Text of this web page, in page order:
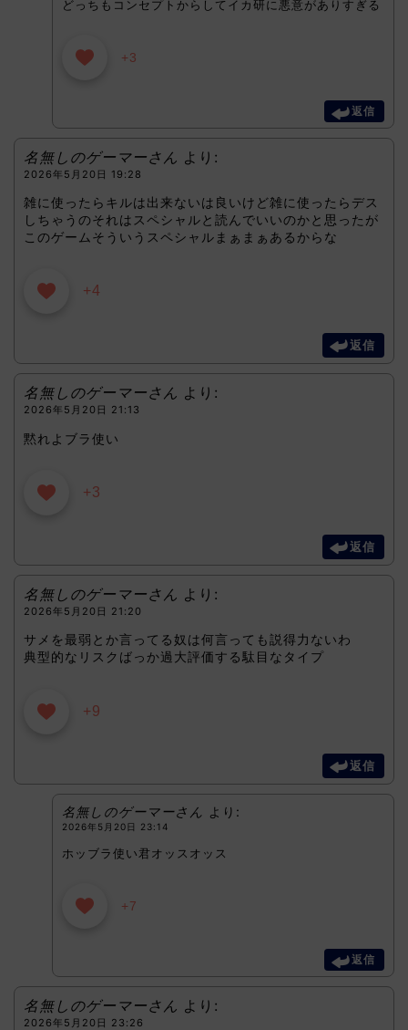
どっちもコンセプトからしてイカ研に悪意がありすぎる
+3
返信
名無しのゲーマーさん より:
2026年5月20日 19:28
雑に使ったらキルは出来ないは良いけど雑に使ったらデス
しちゃうのそれはスペシャルと読んでいいのかと思ったが
このゲームそういうスペシャルまぁまぁあるからな
+4
返信
名無しのゲーマーさん より:
2026年5月20日 21:13
黙れよブラ使い
+3
返信
名無しのゲーマーさん より:
2026年5月20日 21:20
サメを最弱とか言ってる奴は何言っても説得力ないわ
典型的なリスクばっか過大評価する駄目なタイプ
+9
返信
名無しのゲーマーさん より:
2026年5月20日 23:14
ホッブラ使い君オッスオッス
+7
返信
名無しのゲーマーさん より:
2026年5月20日 23:26